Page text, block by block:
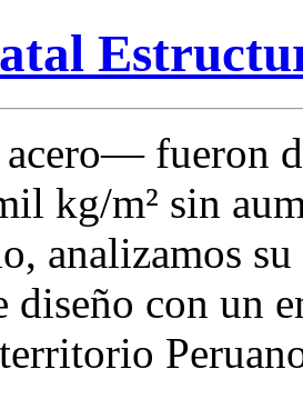
acero— fueron
kg/m² sin
analizamos
diseño con un